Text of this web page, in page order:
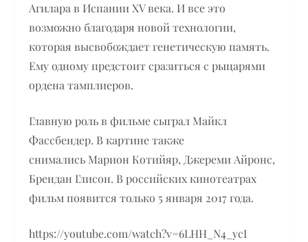
Агилара в Испании XV века. И все это
возможно благодаря новой технологии,
которая высвобождает генетическую память.
Ему одному предстоит сразиться с рыцарями
ордена тамплиеров.
Главную роль в фильме сыграл Майкл
Фассбендер. В картине также
снимались Марион Котийяр, Джереми Айронс,
Брендан Глисон. В российских кинотеатрах
фильм появится только 5 января 2017 года.
https://youtube.com/watch?v=6LHH_N4_ycI